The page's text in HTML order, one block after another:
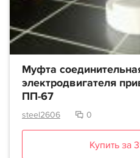
Муфта
электродвигателя
ПП-67
steel2606 0
Купить за